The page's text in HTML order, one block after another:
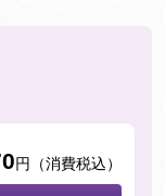
円（消費税込）